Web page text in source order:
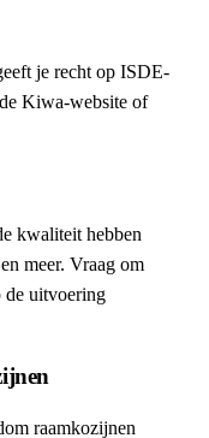
je recht op ISDE-
Kiwa-website of
kwaliteit hebben
meer. Vraag om
de uitvoering
raamkozijnen